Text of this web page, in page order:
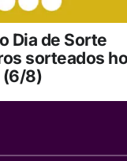
Dia de Sorte
sorteados
8)